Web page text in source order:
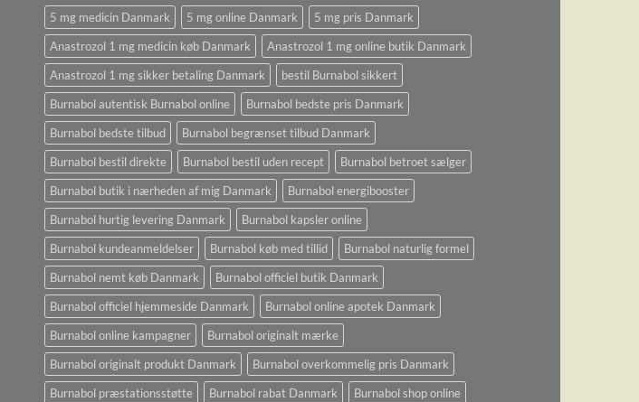
5 mg medicin Danmark
5 mg online Danmark
5 mg pris Danmark
Anastrozol 1 mg medicin køb Danmark
Anastrozol 1 mg online butik Danmark
Anastrozol 1 mg sikker betaling Danmark
bestil Burnabol sikkert
Burnabol autentisk Burnabol online
Burnabol bedste pris Danmark
Burnabol bedste tilbud
Burnabol begrænset tilbud Danmark
Burnabol bestil direkte
Burnabol bestil uden recept
Burnabol betroet sælger
Burnabol butik i nærheden af ​​mig Danmark
Burnabol energibooster
Burnabol hurtig levering Danmark
Burnabol kapsler online
Burnabol kundeanmeldelser
Burnabol køb med tillid
Burnabol naturlig formel
Burnabol nemt køb Danmark
Burnabol officiel butik Danmark
Burnabol officiel hjemmeside Danmark
Burnabol online apotek Danmark
Burnabol online kampagner
Burnabol originalt mærke
Burnabol originalt produkt Danmark
Burnabol overkommelig pris Danmark
Burnabol præstationsstøtte
Burnabol rabat Danmark
Burnabol shop online